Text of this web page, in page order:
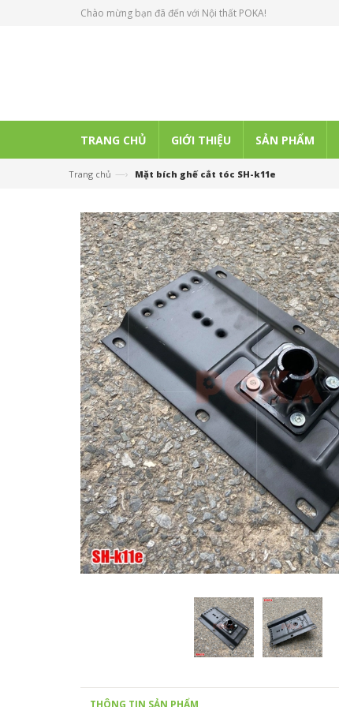
Chào mừng bạn đã đến với Nội thất POKA!
TRANG CHỦ GIỚI THIỆU SẢN PHẨM
Trang chủ —› Mặt bích ghế cắt tóc SH-k11e
THÔNG TIN SẢN PHẨM